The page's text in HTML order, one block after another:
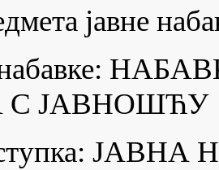
јавне
набавке:
С ЈАВНОШЋУ